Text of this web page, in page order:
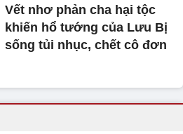
Vết nhơ phản cha hại tộc
khiến hổ tướng của Lưu Bị
sống tủi nhục, chết cô đơn